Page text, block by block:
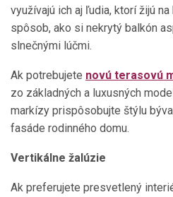
využívajú ich aj ľudia, ktorí žijú
spôsob, ako si nekrytý balkón
slnečnými lúčmi.
Ak potrebujete novú terasovú
zo základných a luxusných
markízy prispôsobujte štýlu
fasáde rodinného domu.
Vertikálne žalúzie
Ak preferujete presvetlený